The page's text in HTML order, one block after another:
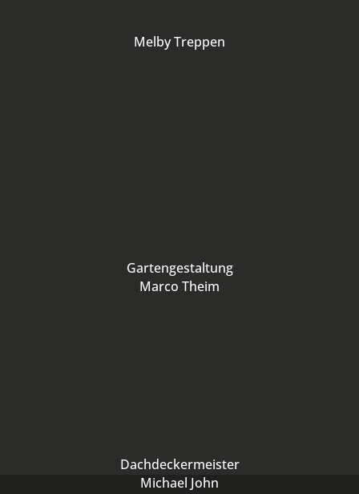
Melby Treppen
Gartengestaltung
Marco Theim
Dachdeckermeister
Michael John